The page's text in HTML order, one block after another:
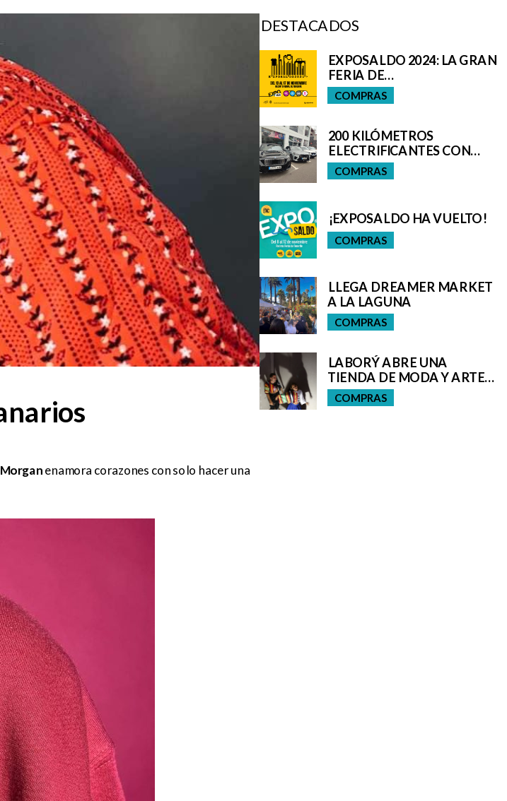
enamora corazones con solo hacer una
DESTACADOS
EXPOSALDO 2024: LA GRAN
FERIA DE
OPORTUNIDADES DE
TENERIFE
COMPRAS
200 KILÓMETROS
ELECTRIFICANTES CON
BMW
COMPRAS
¡EXPOSALDO HA VUELTO!
COMPRAS
LLEGA DREAMER MARKET
A LA LAGUNA
COMPRAS
LABORÝ ABRE UNA
TIENDA DE MODA Y ARTE
EN SAN CRISTÓBAL DE LA
LAGUNA
COMPRAS